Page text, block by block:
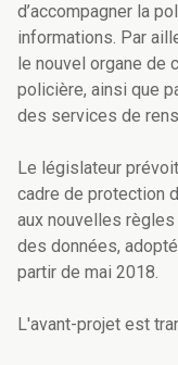
d’accompagner la
informations. Par
le nouvel organe de
policière, ainsi que
des services de
Le législateur
cadre de protection
aux nouvelles
des données,
partir de mai 2018.
L'avant-projet est